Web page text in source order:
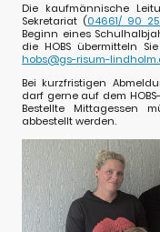
Die kaufmännische
Sekretariat (04661/ 90
Beginn eines
die HOBS übermitteln
hobs@gs-risum-
Bei kurzfristigen
darf gerne auf dem
Bestellte Mittagessen
abbestellt werden.